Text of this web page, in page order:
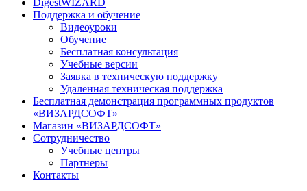
Поддержка и обучение
Видеоуроки
Обучение
Бесплатная консультация
Учебные версии
Заявка в техническую поддержку
Удаленная техническая поддержка
Бесплатная демонстрация программных продуктов
«ВИЗАРДСОФТ»
Магазин «ВИЗАРДСОФТ»
Сотрудничество
Учебные центры
Партнеры
Контакты